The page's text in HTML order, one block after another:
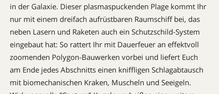
in der Galaxie. ­Dieser plasmaspuckenden Plage kommt Ihr
nur mit einem dreifach aufrüstbaren Raumschiff bei, das
neben Lasern und Raketen auch ein Schutzschild-System
eingebaut hat: So rattert Ihr mit Dauerfeuer an effektvoll
zoomenden Polygon-Bauwerken vorbei und liefert Euch
am Ende jedes Abschnitts einen kniffligen Schlagabtausch
mit biomechanischen Kraken, Muscheln und ­Seeigeln.